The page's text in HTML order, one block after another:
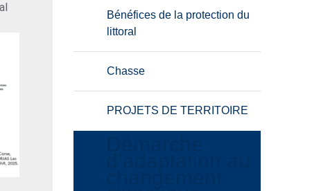
Bénéfices de la protection du
littoral
Chasse
PROJETS DE TERRITOIRE